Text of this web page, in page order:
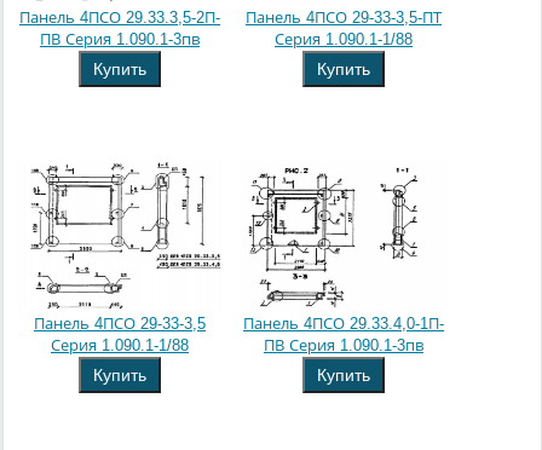
Панель 4ПСО 29.33.3,5-2П-
ПВ Серия 1.090.1-3пв
Купить
Панель 4ПСО 29-33-3,5-ПТ
Серия 1.090.1-1/88
Купить
Панель 4ПСО 29-33-3,5
Серия 1.090.1-1/88
Купить
Панель 4ПСО 29.33.4,0-1П-
ПВ Серия 1.090.1-3пв
Купить